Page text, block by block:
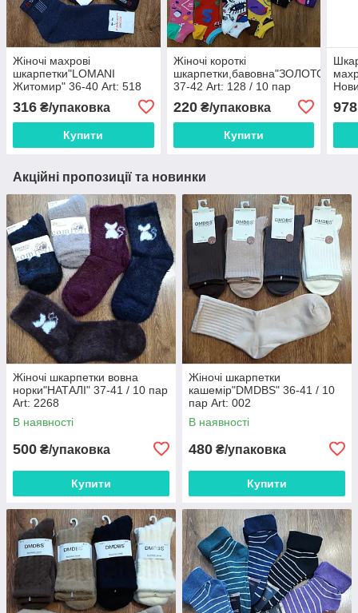
Жіночі махрові
шкарпетки"LOMANI
Житомир" 36-40 Art: 518
316 ₴/упаковка
Купити
Жіночі короткі
шкарпетки,бавовна"ЗОЛОТО"
37-42 Art: 128 / 10 пар
220₴/упаковка
Купити
978
Акційні пропозиції та новинки
Жіночі шкарпетки вовна
норки"НАТАЛІ" 37-41 / 10 пар
Art: 2268
В наявності
500 ₴/упаковка
Купити
Жіночі шкарпетки
кашемір"DMDBS" 36-41 / 10
пар Art: 002
В наявності
480 ₴/упаковка
Купити